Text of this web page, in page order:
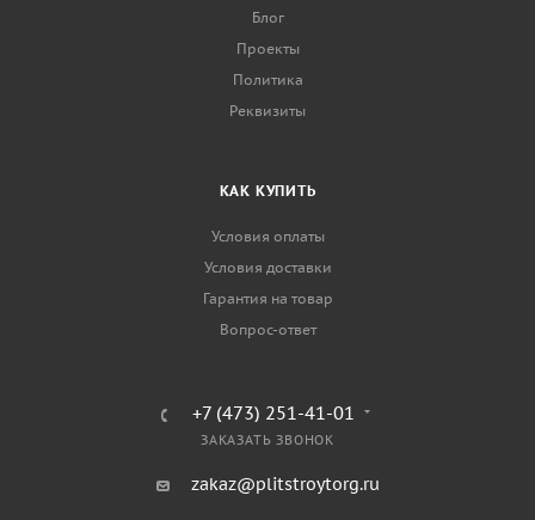
Блог
Проекты
Политика
Реквизиты
КАК КУПИТЬ
Условия оплаты
Условия доставки
Гарантия на товар
Вопрос-ответ
+7 (473) 251-41-01
ЗАКАЗАТЬ ЗВОНОК
zakaz@plitstroytorg.ru